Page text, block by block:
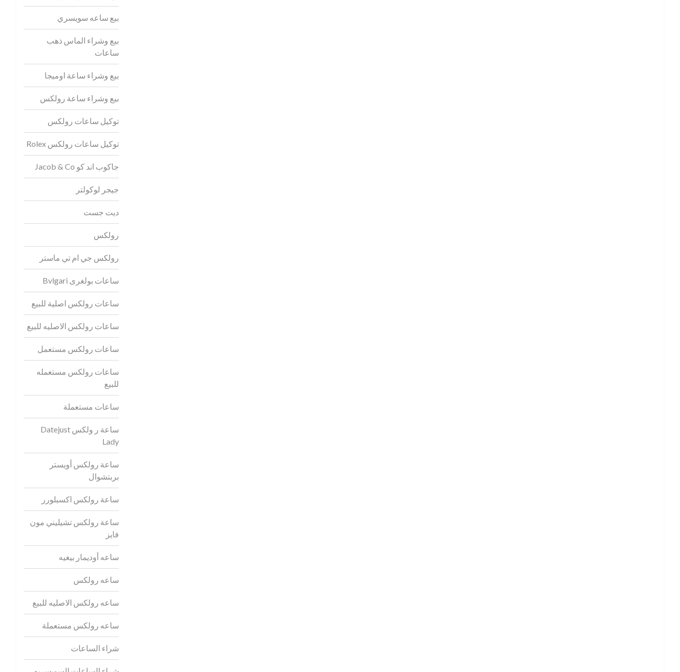
بيع ساعه سويسري
بيع وشراء الماس ذهب
ساعات
بيع وشراء ساعة اوميجا
بيع وشراء ساعة رولكس
توكيل ساعات رولكس
توكيل ساعات رولكس Rolex
جاكوب اند كو Jacob & Co
جيجر لوكولتر
ديت جست
رولكس
رولكس جي ام تي ماستر
ساعات بولغرى Bvlgari
ساعات رولكس اصلية للبيع
ساعات رولكس الاصليه للبيع
ساعات رولكس مستعمل
ساعات رولكس مستعمله
للبيع
ساعات مستعملة
ساعة ر ولكس Datejust
Lady
ساعة رولكس أويستر
بربتشوال
ساعة رولكس اكسبلورر
ساعة رولكس تشيليني مون
فايز
ساعه أوديمار بيغيه
ساعه رولكس
ساعه رولكس الاصليه للبيع
ساعه رولكس مستعملة
شراء الساعات